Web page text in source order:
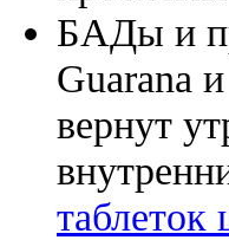
БАДы и
Guarana
вернут
таблеток